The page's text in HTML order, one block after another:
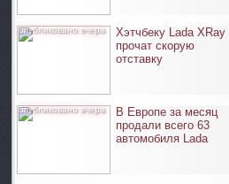
опубликовано вчера
Хэтчбеку Lada XRay
прочат скорую
отставку
опубликовано вчера
В Европе за месяц
продали всего 63
автомобиля Lada